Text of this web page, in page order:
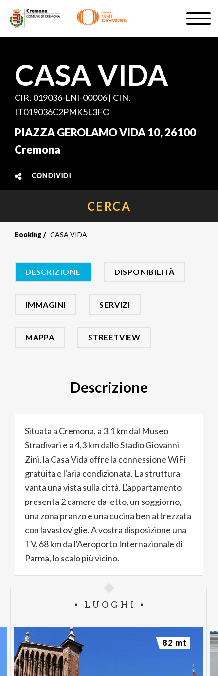
Salta
contenuto
ISCRIVITI
IT
#turismocremona
CASA VIDA
CIR: 019036-LNI-00006 | CIN:
IT019036C2PMK5L3FO
PIAZZA GEROLAMO VIDA 10, 26100
Cremona
CONDIVIDI
CERCA
Booking CASA VIDA
DESCRIZIONE DISPONIBILITÀ
IMMAGINI SERVIZI
MAPPA STREETVIEW
Descrizione
Situata a Cremona, a 3,1 km dal Museo
Stradivari e a 4,3 km dallo Stadio Giovanni
Zini, la Casa Vida offre la connessione WiFi
gratuita e l'aria condizionata. La struttura
vanta una vista sulla città. L'appartamento
presenta 2 camere da letto, un soggiorno,
una zona pranzo e una cucina ben attrezzata
con lavastoviglie. A vostra disposizione una
TV. 68 km dall'Aeroporto Internazionale di
Parma, lo scalo più vicino.
LUOGHI
82 mt